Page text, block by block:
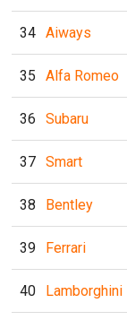
34 Aiways
35 Alfa Romeo
36 Subaru
37 Smart
38 Bentley
39 Ferrari
40 Lamborghini